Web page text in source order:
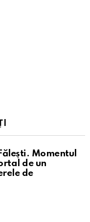
Momentul
de un
de